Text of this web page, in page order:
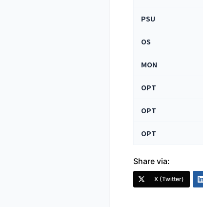
PSU
OS
MON
OPT
OPT
OPT
Share via:
X (Twitter)